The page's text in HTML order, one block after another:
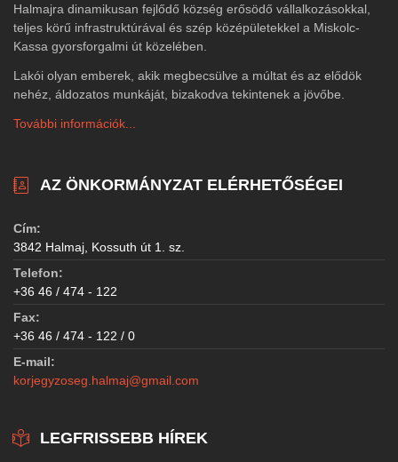
Halmajra dinamikusan fejlődő község erősödő vállalkozásokkal,
teljes körű infrastruktúrával és szép középületekkel a Miskolc-
Kassa gyorsforgalmi út közelében.
Lakói olyan emberek, akik megbecsülve a múltat és az elődök
nehéz, áldozatos munkáját, bizakodva tekintenek a jövőbe.
További információk...
AZ ÖNKORMÁNYZAT ELÉRHETŐSÉGEI
Cím:
3842 Halmaj, Kossuth út 1. sz.
Telefon:
+36 46 / 474 - 122
Fax:
+36 46 / 474 - 122 / 0
E-mail:
korjegyzoseg.halmaj@gmail.com
LEGFRISSEBB HÍREK